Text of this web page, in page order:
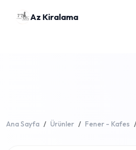
Az Kiralama
Ana Sayfa Ürünler Fener - Kafes